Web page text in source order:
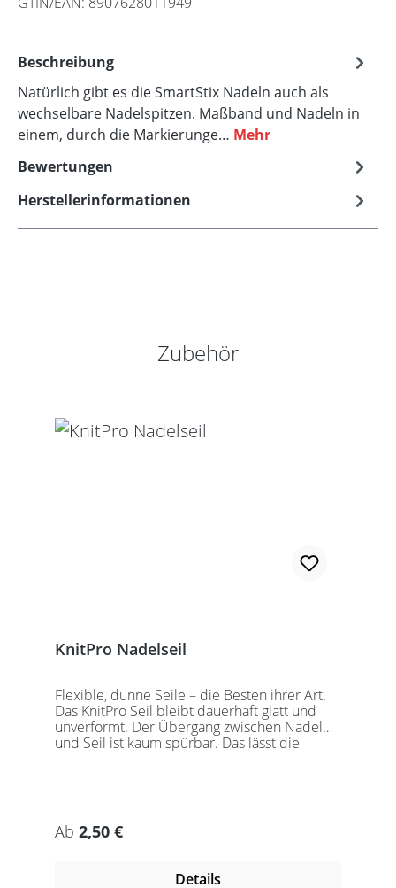
Beschreibung
Natürlich gibt es die SmartStix Nadeln auch als
wechselbare Nadelspitzen. Maßband und Nadeln in
einem, durch die Markierunge… Mehr
Bewertungen
Herstellerinformationen
Produktgalerie überspringen
Zubehör
KnitPro Nadelseil
Flexible, dünne Seile – die Besten ihrer Art.
Das KnitPro Seil bleibt dauerhaft glatt und
unverformt. Der Übergang zwischen Nadel
und Seil ist kaum spürbar. Das lässt die
Packung beigefügt ist. KnitPro Seilkappen
sorgen für eine einfache Aufbewahrung oder
besteht aus 1 Seil, 2 Seilkappen und dem
Regulärer Preis:
Ab 2,50 €
Details